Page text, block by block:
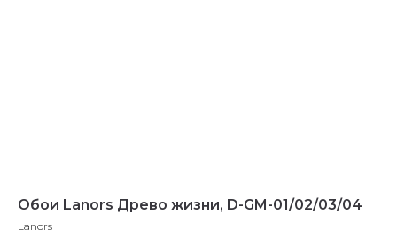
Обои Lanors Древо жизни, D-GM-01/02/03/04
Lanors